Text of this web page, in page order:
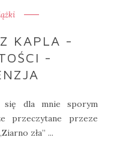
KAPLA -
-
się dla mnie sporym
przeczytane przeze
zła” ...